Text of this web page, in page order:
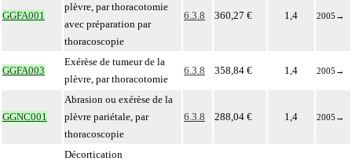
GGFA001
plèvre, par thoracotomie
avec préparation par
thoracoscopie
6.3.8 360,27 € 1,4 2005 →
GGFA003
Exérèse de tumeur de la
plèvre, par thoracotomie
6.3.8 358,84 € 1,4 2005 →
GGNC001
Abrasion ou exérèse de la
plèvre pariétale, par
thoracoscopie
6.3.8 288,04 € 1,4 2005 →
Décortication